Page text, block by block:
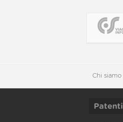
Chi siamo
Patenti